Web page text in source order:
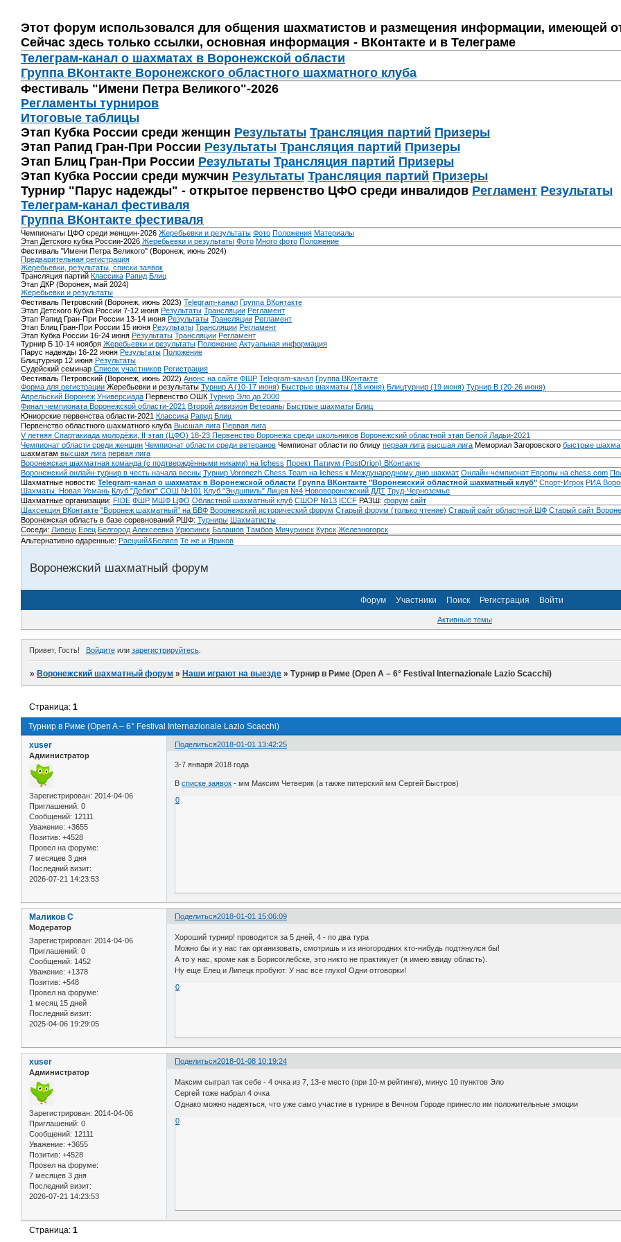
Этот форум использовался для общения шахматистов и размещения информации, имеющей
Сейчас здесь только ссылки, основная информация - ВКонтакте и в Телеграме
Телеграм-канал о шахматах в Воронежской области
Группа ВКонтакте Воронежского областного шахматного клуба
Фестиваль "Имени Петра Великого"-2026
Регламенты турниров
Итоговые таблицы
Этап Кубка России среди женщин Результаты Трансляция партий Призеры
Этап Рапид Гран-При России Результаты Трансляция партий Призеры
Этап Блиц Гран-При России Результаты Трансляция партий Призеры
Этап Кубка России среди мужчин Результаты Трансляция партий Призеры
Турнир "Парус надежды" - открытое первенство ЦФО среди инвалидов Регламент Результаты
Телеграм-канал фестиваля
Группа ВКонтакте фестиваля
Чемпионаты ЦФО среди женщин-2026 Жеребьевки и результаты Фото Положения Материалы
Этап Детского кубка России-2026 Жеребьевки и результаты Фото Много фото Положение
Фестиваль "Имени Петра Великого" (Воронеж, июнь 2024)
Предварительная регистрация
Жеребьевки, результаты, списки заявок
Трансляция партий Классика Рапид Блиц
Этап ДКР (Воронеж, май 2024)
Жеребьевки и результаты
Фестиваль Петровский (Воронеж, июнь 2023) Telegram-канал Группа ВКонтакте
Этап Детского Кубка России 7-12 июня Результаты Трансляции Регламент
Этап Рапид Гран-При России 13-14 июня Результаты Трансляции Регламент
Этап Блиц Гран-При России 15 июня Результаты Трансляции Регламент
Этап Кубка России 16-24 июня Результаты Трансляции Регламент
Турнир Б 10-14 ноября Жеребьевки и результаты Положение Актуальная информация
Парус надежды 16-22 июня Результаты Положение
Блицтурнир 12 июня Результаты
Судейский семинар Список участников Регистрация
Фестиваль Петровский (Воронеж, июнь 2022) Анонс на сайте ФШР Telegram-канал Группа ВКонтакте
Форма для регистрации Жеребьевки и результаты Турнир A (10-17 июня) Быстрые шахматы (18 июня) Блицтурнир (19 июня) Турнир B (20-26 июня)
Апрельский Воронеж Универсиада Первенство ОШК Турнир Эло до 2000
Финал чемпионата Воронежской области-2021 Второй дивизион Ветераны Быстрые шахматы Блиц
Юниорские первенства области-2021 Классика Рапид Блиц
Первенство областного шахматного клуба Высшая лига Первая лига
V летняя Спартакиада молодёжи, II этап (ЦФО) 18-23 Первенство Воронежа среди школьников Воронежский областной этап Белой Ладьи-2021
Чемпионат области среди женщин Чемпионат области среди ветеранов Чемпионат области по блицу первая лига высшая лига Мемориал Загоровского быстрые
шахматам высшая лига первая лига
Воронежская шахматная команда (с подтверждёнными никами) на lichess Проект Патиум (PostOrion) ВКонтакте
Воронежский онлайн-турнир в честь начала весны Турнир Voronezh Chess Team на lichess к Международному дню шахмат Онлайн-чемпионат Европы на chess.com
Шахматные новости: Telegram-канал о шахматах в Воронежской области Группа ВКонтакте "Воронежский областной шахматный клуб" Спорт-Игрок РИА
Шахматы. Новая Усмань Клуб "Дебют" СОШ №101 Клуб "Эндшпиль" Лицея №4 Нововоронежский ДДТ Труд-Черноземье
Шахматные организации: FIDE ФШР МШФ ЦФО Областной шахматный клуб СШОР №13 ICCF РАЗШ: форум сайт
Шахсекция ВКонтакте "Воронеж шахматный" на БВФ Воронежский исторический форум Cтарый форум (только чтение) Старый сайт областной ШФ Старый сайт
Воронежская область в базе соревнований РШФ: Турниры Шахматисты
Соседи: Липецк Елец Белгород Алексеевка Урюпинск Балашов Тамбов Мичуринск Курск Железногорск
Альтернативно одаренные: Раецкий&Беляев Те же и Яриков
Воронежский шахматный форум
Форум Участники Поиск Регистрация Войти
Активные темы
Привет, Гость! Войдитеили зарегистрируйтесь.
»Воронежский шахматный форум »Наши играют на выезде »Турнир в Риме (Open A – 6° Festival Internazionale Lazio Scacchi)
Турнир в Риме (Open A – 6° Festival Internazionale Lazio Scacchi)
Страница:1
Поделиться2018-01-01 13:42:25
xuser
Администратор
Зарегистрирован: 2014-04-06
Приглашений: 0
Сообщений: 12111
Уважение: +3655
Позитив: +4528
Провел на форуме:
7 месяцев 3 дня
Последний визит:
2026-07-21 14:23:53
3-7 января 2018 года
Всписке заявок - мм Максим Четверик (а также питерский мм Сергей Быстров)
0
Поделиться2018-01-01 15:06:09
Маликов С
Модератор
Зарегистрирован: 2014-04-06
Приглашений: 0
Сообщений: 1452
Уважение: +1378
Позитив: +548
Провел на форуме:
1 месяц 15 дней
Последний визит:
2025-04-06 19:29:05
Хороший турнир! проводится за 5 дней, 4 - по два тура
Можно бы и у нас так организовать, смотришь и из иногородних кто-нибудь подтянулся бы!
А то у нас, кроме как в Борисоглебске, это никто не практикует (я имею ввиду область).
Ну еще Елец и Липецк пробуют. У нас все глухо! Одни отговорки!
0
Поделиться2018-01-08 10:19:24
xuser
Администратор
Зарегистрирован: 2014-04-06
Приглашений: 0
Сообщений: 12111
Уважение: +3655
Позитив: +4528
Провел на форуме:
7 месяцев 3 дня
Последний визит:
2026-07-21 14:23:53
Максим сыграл так себе - 4 очка из 7, 13-е место (при 10-м рейтинге), минус 10 пунктов Эло
Сергей тоже набрал 4 очка
Однако можно надеяться, что уже само участие в турнире в Вечном Городе принесло им положительные эмоции
0
Страница:1